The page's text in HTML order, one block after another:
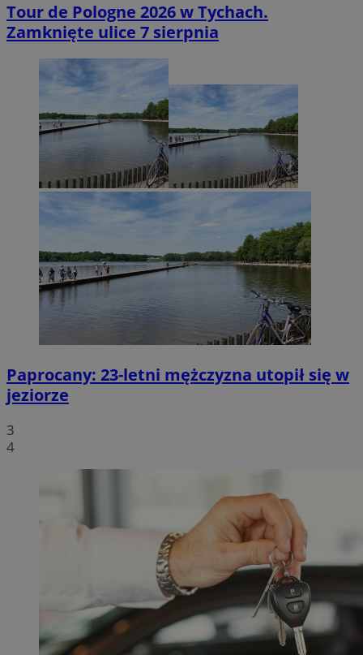
Tour de Pologne 2026 w Tychach.
Zamknięte ulice 7 sierpnia
Paprocany: 23-letni mężczyzna utopił się w
jeziorze
3
4